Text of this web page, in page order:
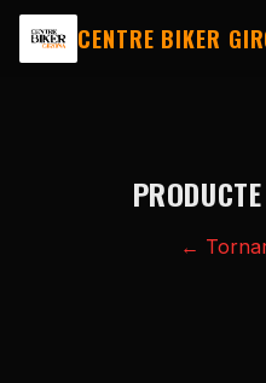
CENTRE BIKER
←